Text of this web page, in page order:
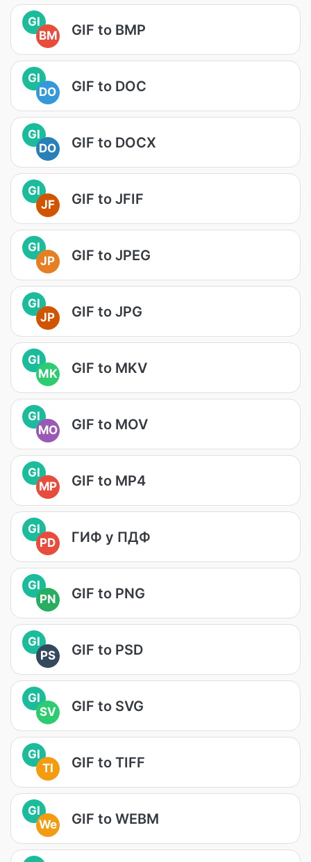
GI
BM
GIF to BMP
GI
DO
GIF to DOC
GI
DO
GIF to DOCX
GI
JF
GIF to JFIF
GI
JP
GIF to JPEG
GI
JP
GIF to JPG
GI
MK
GIF to MKV
GI
MO
GIF to MOV
GI
MP
GIF to MP4
GI
PD
ГИФ у ПДФ
GI
PN
GIF to PNG
GI
PS
GIF to PSD
GI
SV
GIF to SVG
GI
TI
GIF to TIFF
GI
We
GIF to WEBM